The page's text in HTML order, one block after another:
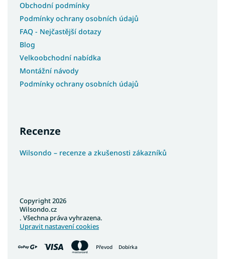
Obchodní podmínky
Podmínky ochrany osobních údajů
FAQ - Nejčastější dotazy
Blog
Velkoobchodní nabídka
Montážní návody
Podmínky ochrany osobních údajů
Recenze
Wilsondo – recenze a zkušenosti zákazníků
Převod Dobírka
Copyright 2026
Wilsondo.cz
. Všechna práva vyhrazena.
Upravit nastavení cookies